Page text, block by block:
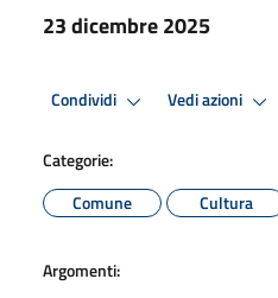
23 dicembre 2025
Condividi Vedi azioni
Categorie:
Comune
Cultura
Argomenti: